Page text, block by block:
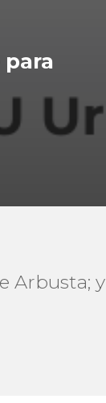
Arbusta; y